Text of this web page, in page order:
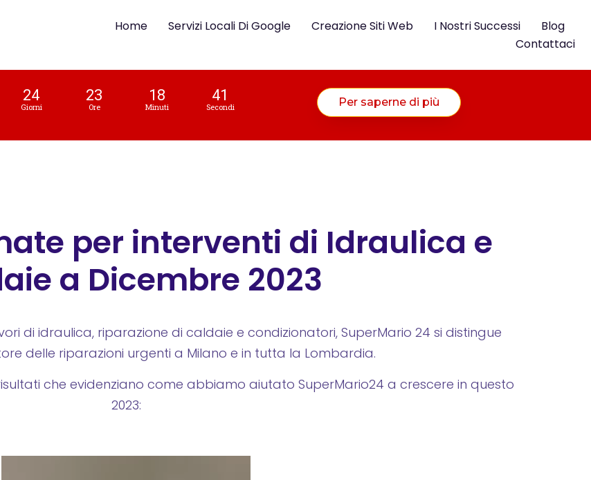
Home Servizi Locali Di Google Creazione Siti Web I Nostri Successi
Blog
Contattaci
24
Giorni
23
Ore
18
Minuti
40
Secondi Per saperne di più
per interventi di Idraulica e
a Dicembre 2023
di idraulica, riparazione di caldaie e condizionatori, SuperMario 24 si distingue
delle riparazioni urgenti a Milano e in tutta la Lombardia.
che evidenziano come abbiamo aiutato SuperMario24 a crescere in questo
2023: